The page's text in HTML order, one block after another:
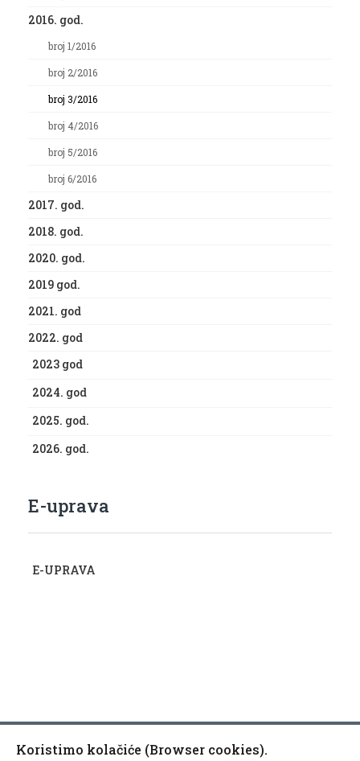
2016. god.
broj 1/2016
broj 2/2016
broj 3/2016
broj 4/2016
broj 5/2016
broj 6/2016
2017. god.
2018. god.
2020. god.
2019 god.
2021. god
2022. god
2023 god
2024. god
2025. god.
2026. god.
E-uprava
E-UPRAVA
Copyright © 2010-2020 Općina Kaptol, Školska 3, 34334
Koristimo kolačiće (Browser cookies).